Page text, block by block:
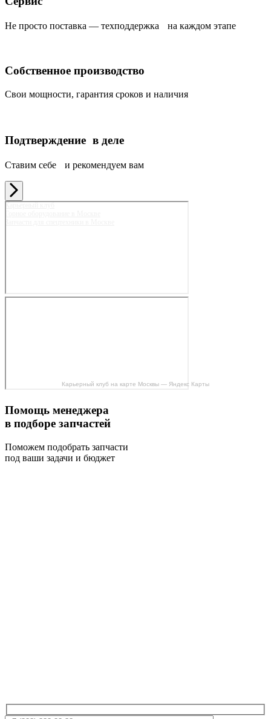
Не просто поставка — техподдержка на каждом этапе
Собственное производство
Свои мощности, гарантия сроков и наличия
Подтверждение в деле
Ставим себе и рекомендуем вам
Карьерный клуб на карте Москвы — Яндекс Карты
Помощь менеджера
в подборе запчастей
Поможем подобрать запчасти
под ваши задачи и бюджет